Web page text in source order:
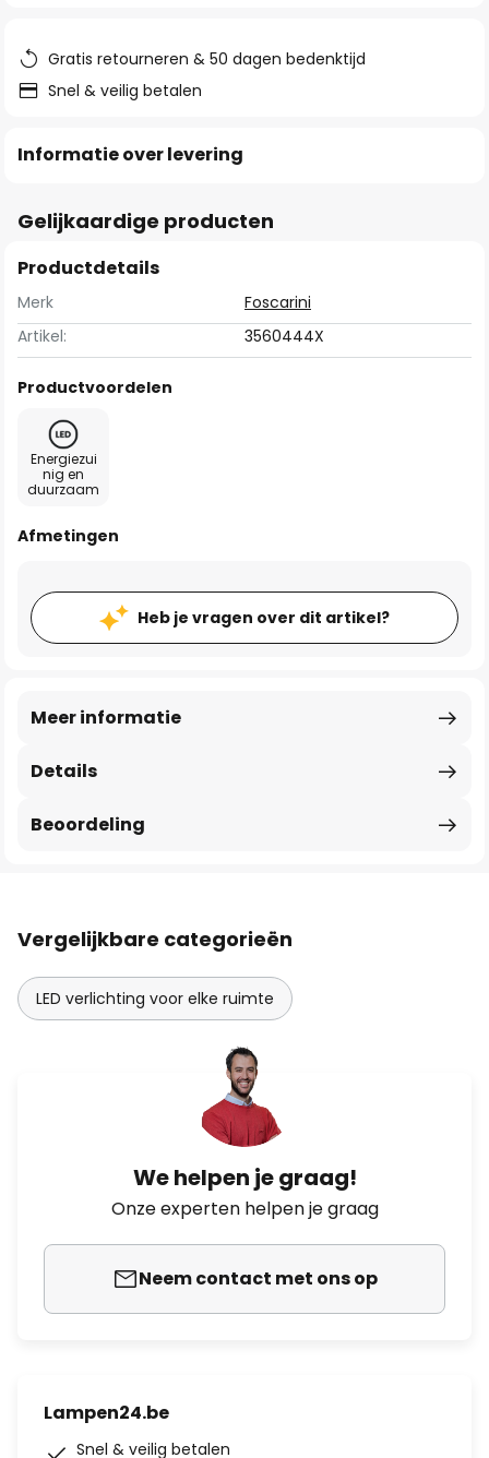
afbeeldingen-
gallerij
Gratis retourneren & 50 dagen bedenktijd
Snel & veilig betalen
Informatie over levering
Gelijkaardige producten
Productdetails
Merk
Foscarini
Artikel:
3560444X
Productvoordelen
Energiezui
nig en
duurzaam
Afmetingen
Heb je vragen over dit artikel?
Details
Meer informatie
Beoordeling
Vergelijkbare categorieën
LED verlichting voor elke ruimte
We helpen je graag!
Onze experten helpen je graag
Neem contact met ons op
Lampen24.be
Snel & veilig betalen